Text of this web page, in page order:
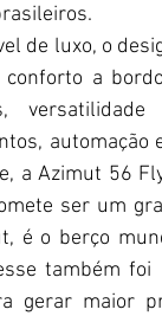
de luxo, o
a
versatilidade
a Azimut 56
ser um
é o berço
também
gerar maior